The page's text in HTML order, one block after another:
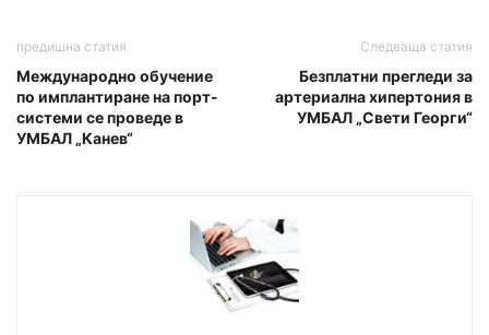
предишна статия
Международно обучение
по имплантиране на порт-
системи се проведе в
УМБАЛ „Канев“
Следваща статия
Безплатни прегледи за
артериална хипертония в
УМБАЛ „Свети Георги“